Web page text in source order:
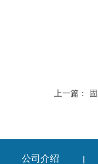
上一篇：
公司介绍 |